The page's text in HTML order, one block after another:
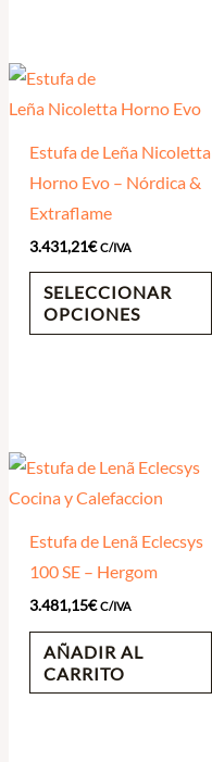
Estufa de Leña Nicoletta
Horno Evo – Nórdica &
Extraflame
3.431,21€ C/IVA
SELECCIONAR
OPCIONES
Estufa de Lenã Eclecsys
100 SE – Hergom
3.481,15€ C/IVA
AÑADIR AL
CARRITO